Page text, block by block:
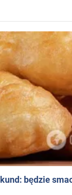
będzie